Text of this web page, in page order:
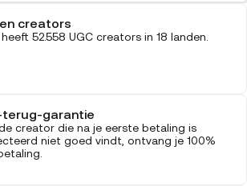
creators
52.558 UGC creators in 18 landen.
terug-garantie
creator die na je eerste betaling is
niet goed vindt, ontvang je 100%